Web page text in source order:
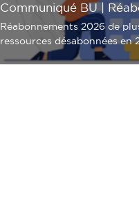
Communiqué BU |
Réabonnements 2026 de
ressources désabonnées en